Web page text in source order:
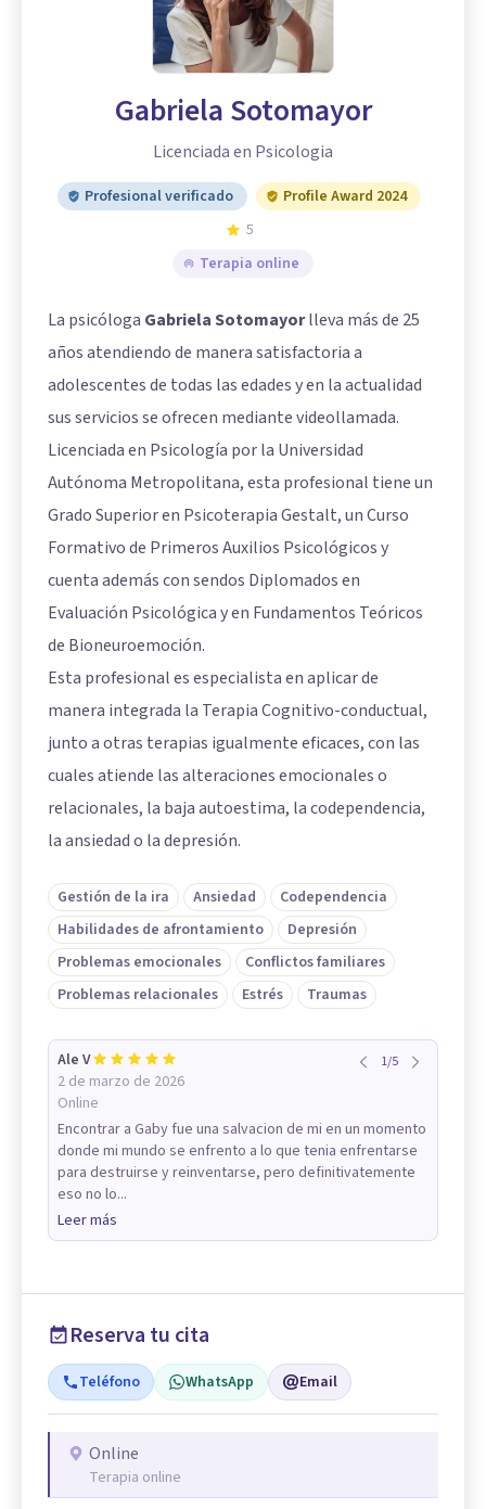
Gabriela Sotomayor
Licenciada en Psicologia
Profesional verificado
Profile Award 2024
5
Terapia online
La psicóloga Gabriela Sotomayorlleva más de 25
años atendiendo de manera satisfactoria a
adolescentes de todas las edades y en la actualidad
sus servicios se ofrecen mediante videollamada.
Licenciada en Psicología por la Universidad
Autónoma Metropolitana, esta profesional tiene un
Grado Superior en Psicoterapia Gestalt, un Curso
Formativo de Primeros Auxilios Psicológicos y
cuenta además con sendos Diplomados en
Evaluación Psicológica y en Fundamentos Teóricos
de Bioneuroemoción.
Esta profesional es especialista en aplicar de
manera integrada la Terapia Cognitivo-conductual,
junto a otras terapias igualmente eficaces, con las
cuales atiende las alteraciones emocionales o
relacionales, la baja autoestima, la codependencia,
la ansiedad o la depresión.
Gestión de la ira Ansiedad
Codependencia
Habilidades de afrontamiento
Depresión
Problemas emocionales
Conflictos familiares
Problemas relacionales
Estrés Traumas
Ale V
2 de marzo de 2026
Online
1/5
Encontrar a Gaby fue una salvacion de mi en un momento
donde mi mundo se enfrento a lo que tenia enfrentarse
para destruirse y reinventarse, pero definitivatemente
eso no lo...
Leer más
Reserva tu cita
Teléfono WhatsApp Email
Online
Terapia online